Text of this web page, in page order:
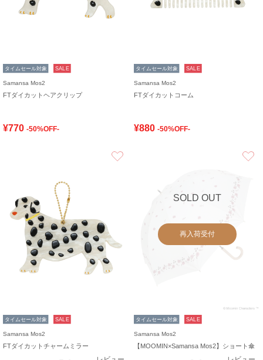
タイムセール対象 SALE
Samansa Mos2
FTダイカットヘアクリップ
¥770 -50%OFF-
タイムセール対象 SALE
Samansa Mos2
FTダイカットコーム
¥880 -50%OFF-
タイムセール対象 SALE
Samansa Mos2
FTダイカットチャームミラー
SOLD OUT
再入荷受付
タイムセール対象 SALE
Samansa Mos2
【MOOMIN×Samansa Mos2】ショート傘